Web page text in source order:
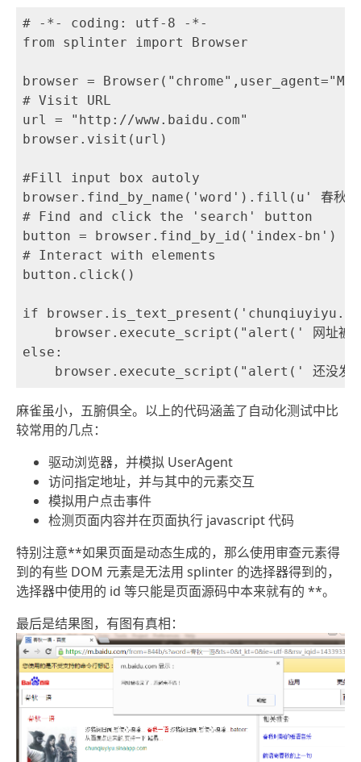
# -*- coding: utf-8 -*-
from splinter import Browser
browser =
# Visit URL
url = "http://www.baidu.com"
browser.visit(url)
#Fill input box autoly
browser.find_by_name('word').fill(u' 春秋
# Find and click the 'search' button
button = browser.find_by_id('index-bn')
# Interact with elements
button.click()
if
browser.execute_script("alert(' 网址被收
else:
麻雀虽小，五腑俱全。以上的代码涵盖了自动化测试中比
较常用的几点：
驱动浏览器，并模拟 UserAgent
访问指定地址，并与其中的元素交互
模拟用户点击事件
检测页面内容并在页面执行 javascript 代码
特别注意**如果页面是动态生成的，那么使用审查元素得
到的有些 DOM 元素是无法用 splinter 的选择器得到的，
选择器中使用的 id 等只能是页面源码中本来就有的 **。
最后是结果图，有图有真相：